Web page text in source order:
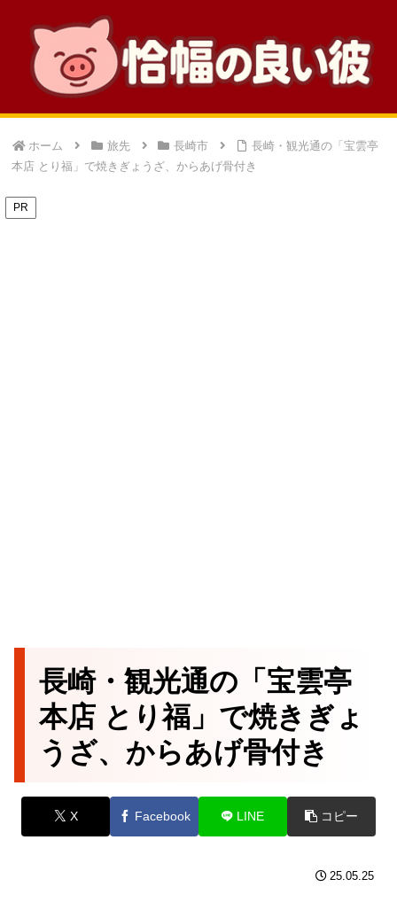
ホーム 旅先 長崎市
長崎・観光通の「宝雲亭
本店 とり福」で焼きぎょうざ、からあげ骨付き
PR
長崎・観光通の「宝雲亭
本店 とり福」で焼きぎょ
うざ、からあげ骨付き
X Facebook LINE コピー
25.05.25